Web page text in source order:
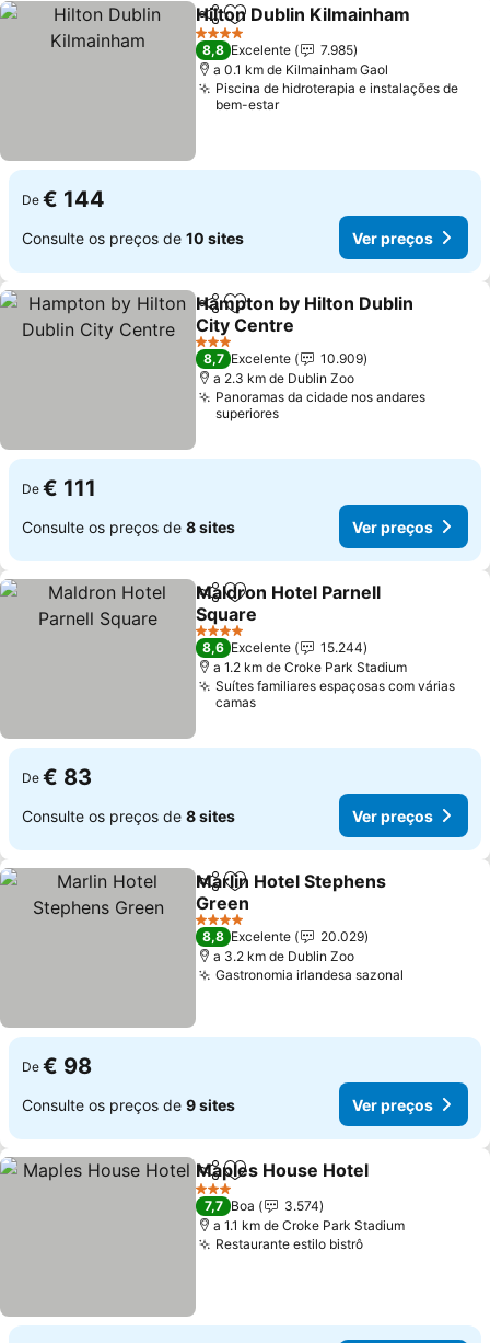
PartilharAdicionar aos favoritos
Hilton Dublin Kilmainham
4 Estrelas
8,8 Excelente
7.985
a 0.1 km de Kilmainham Gaol
Piscina de hidroterapia e instalações de
bem-estar
De € 144
Consulte os preços de 10 sites Ver preços
PartilharAdicionar aos favoritos
Hampton by Hilton Dublin
City Centre
3 Estrelas
8,7 Excelente
10.909
a 2.3 km de Dublin Zoo
Panoramas da cidade nos andares
superiores
De € 111
Consulte os preços de 8 sites Ver preços
PartilharAdicionar aos favoritos
Maldron Hotel Parnell
Square
4 Estrelas
8,6 Excelente
15.244
a 1.2 km de Croke Park Stadium
Suítes familiares espaçosas com várias
camas
De € 83
Consulte os preços de 8 sites Ver preços
PartilharAdicionar aos favoritos
Marlin Hotel Stephens
Green
4 Estrelas
8,8 Excelente
20.029
a 3.2 km de Dublin Zoo
Gastronomia irlandesa sazonal
De € 98
Consulte os preços de 9 sites Ver preços
PartilharAdicionar aos favoritos
Maples House Hotel
3 Estrelas
7,7 Boa
3.574
a 1.1 km de Croke Park Stadium
Restaurante estilo bistrô